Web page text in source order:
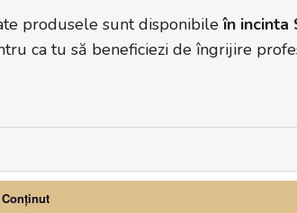
produsele sunt disponibileîn incinta
ca tu să beneficiezi de îngrijire
Conținut